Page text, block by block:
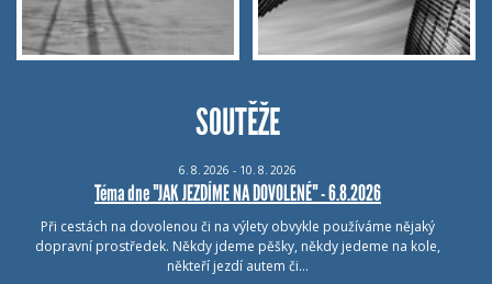
SOUTĚŽE
6. 8. 2026 - 10. 8. 2026
Téma dne "JAK JEZDÍME NA DOVOLENÉ" - 6.8.2026
Při cestách na dovolenou či na výlety obvykle používáme nějaký
dopravní prostředek. Někdy jdeme pěšky, někdy jedeme na kole,
někteří jezdí autem či…